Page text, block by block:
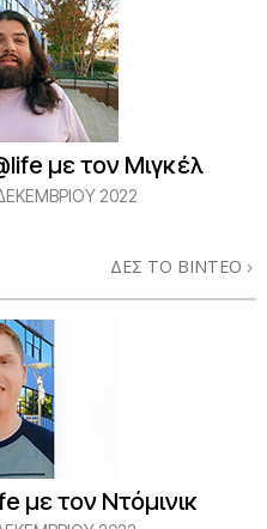
με τον Μιγκέλ
2022
ΔΕΣ ΤΟ ΒΙΝΤΕΟ
με τον Ντόμινικ